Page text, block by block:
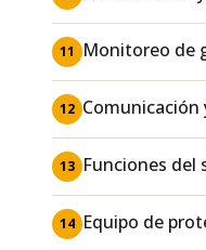
11 Monitoreo de
12 Comunicación
13 Funciones del
14 Equipo de